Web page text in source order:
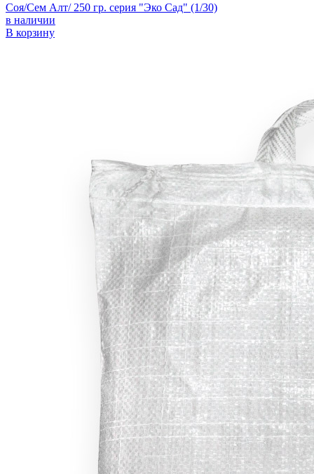
Соя/Сем Алт/ 250 гр. серия "Эко Сад" (1/30)
в наличии
В корзину